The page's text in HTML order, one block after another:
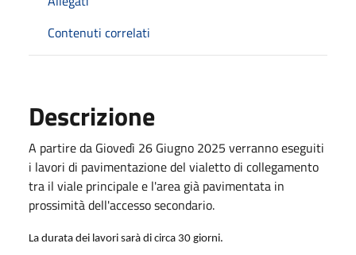
Contenuti correlati
Descrizione
A partire da Giovedì 26 Giugno 2025 verranno eseguiti
i lavori di pavimentazione del vialetto di collegamento
tra il viale principale e l'area già pavimentata in
prossimità dell'accesso secondario.
La durata dei lavori sarà di circa 30 giorni.